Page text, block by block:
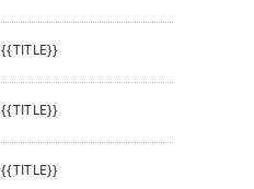
{{TITLE}}
{{TITLE}}
{{TITLE}}